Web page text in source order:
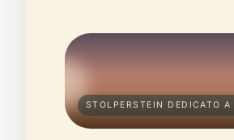
STOLPERSTEIN DEDICATO